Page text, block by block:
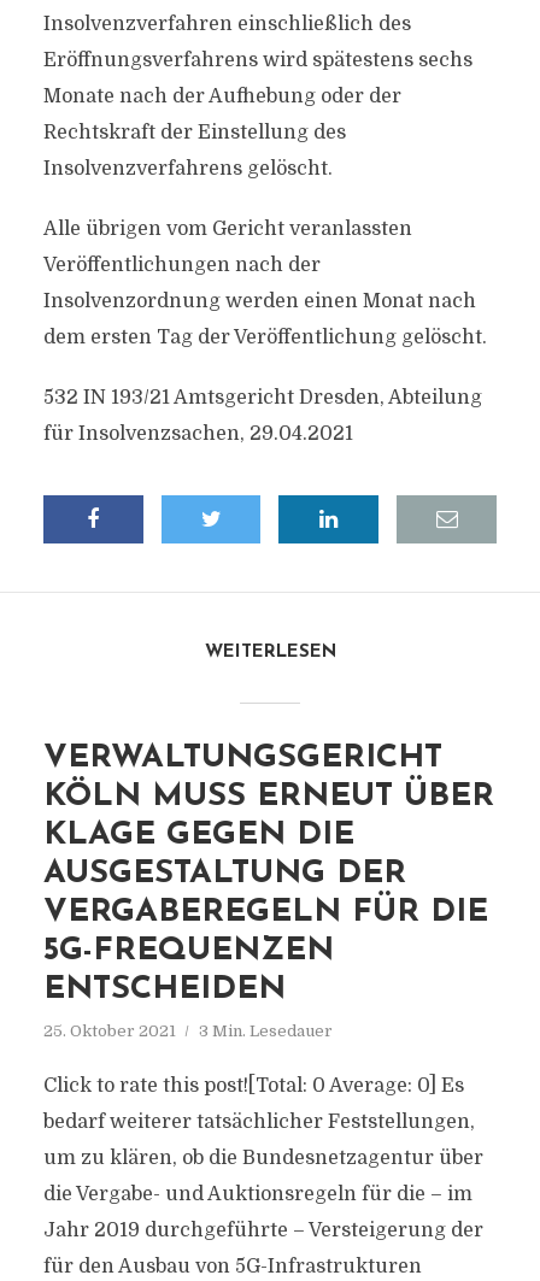
Insolvenzverfahren einschließlich des
Eröffnungsverfahrens wird spätestens sechs
Monate nach der Aufhebung oder der
Rechtskraft der Einstellung des
Insolvenzverfahrens gelöscht.
Alle übrigen vom Gericht veranlassten
Veröffentlichungen nach der
Insolvenzordnung werden einen Monat nach
dem ersten Tag der Veröffentlichung gelöscht.
532 IN 193/21 Amtsgericht Dresden, Abteilung
für Insolvenzsachen, 29.04.2021
WEITERLESEN
VERWALTUNGSGERICHT
KÖLN MUSS ERNEUT ÜBER
KLAGE GEGEN DIE
AUSGESTALTUNG DER
VERGABEREGELN FÜR DIE
5G-FREQUENZEN
ENTSCHEIDEN
25. Oktober 2021 3 Min. Lesedauer
Click to rate this post![Total: 0 Average: 0] Es
bedarf weiterer tatsächlicher Feststellungen,
um zu klären, ob die Bundesnetzagentur über
die Vergabe- und Auktionsregeln für die – im
Jahr 2019 durchgeführte – Versteigerung der
für den Ausbau von 5G-Infrastrukturen